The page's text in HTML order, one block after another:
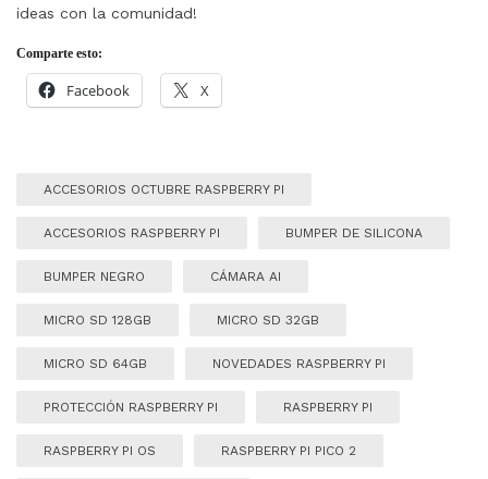
ideas con la comunidad!
Comparte esto:
Facebook X
ACCESORIOS OCTUBRE RASPBERRY PI
ACCESORIOS RASPBERRY PI BUMPER DE SILICONA
BUMPER NEGRO CÁMARA AI
MICRO SD 128GB MICRO SD 32GB
MICRO SD 64GB NOVEDADES RASPBERRY PI
PROTECCIÓN RASPBERRY PI RASPBERRY PI
RASPBERRY PI OS RASPBERRY PI PICO 2